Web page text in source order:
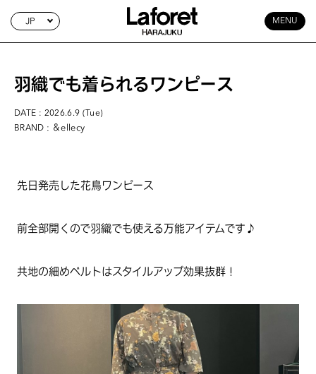
JP MENU
羽織でも着られるワンピース
DATE : 2026.6.9 (Tue)
BRAND : ＆ellecy
先日発売した花鳥ワンピース
前全部開くので羽織でも使える万能アイテムです♪
共地の細めベルトはスタイルアップ効果抜群！